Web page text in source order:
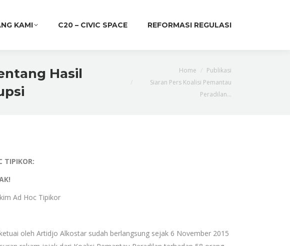
KAMI C20 – CIVIC SPACE REFORMASI REGULASI
Hasil
Home
Publikasi
Siaran Pers Koalisi Pemantau
Peradilan…
TIPIKOR:
Ad Hoc Tipikor
oleh Artidjo Alkostar sudah berlangsung sejak 6 November 2015